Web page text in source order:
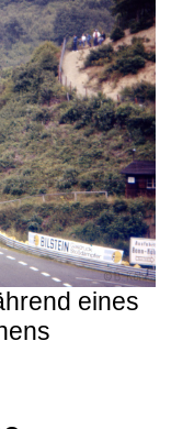
eines